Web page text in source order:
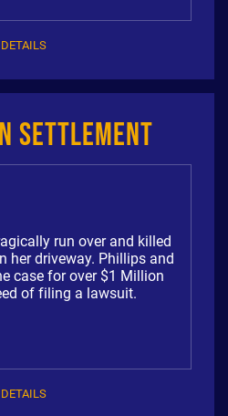
DETAILS
Settlement
run over and killed
her driveway. Phillips and
case for over $1 Million
of filing a lawsuit.
DETAILS